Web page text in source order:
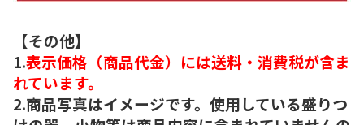
【その他】
1.表示価格（商品代金）には送料・消費税が含ま
れています。
2.商品写真はイメージです。使用している盛りつ